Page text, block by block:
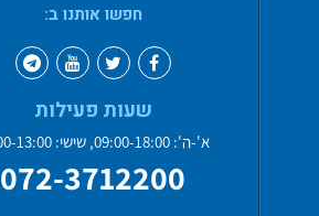
חפשו אותנו ב:
שעות פעילות
א'-ה': 09:00-18:00, שישי: 09:00-13:00
072-3712200